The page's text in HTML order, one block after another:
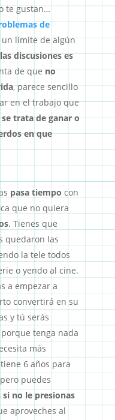
te gustan…
de
límite de algún
discusiones es
de queno
, parece sencillo
en el trabajo que
trata de ganar o
en que
pasa tiempo con
que no quiera
. Tienes que
quedaron las
la tele todos
o yendo al cine.
a empezar a
convertirá en su
y tú serás
tenga nada
más
6 años para
puedes
no le presionas
aproveches al